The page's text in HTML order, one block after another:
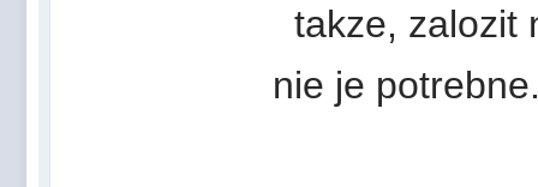
takze, zalozit
nie je